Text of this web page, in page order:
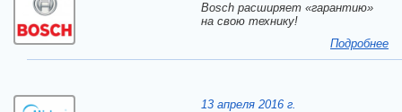
Bosch расширяет «гарантию»
на свою технику!
Подробнее
13 апреля 2016 г.